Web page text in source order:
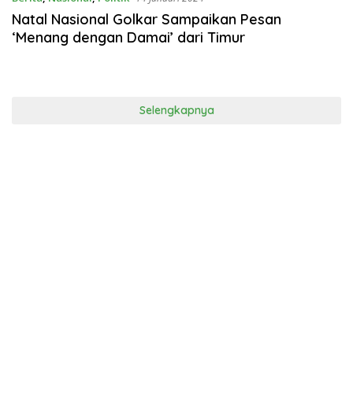
Natal Nasional Golkar Sampaikan Pesan
‘Menang dengan Damai’ dari Timur
Selengkapnya